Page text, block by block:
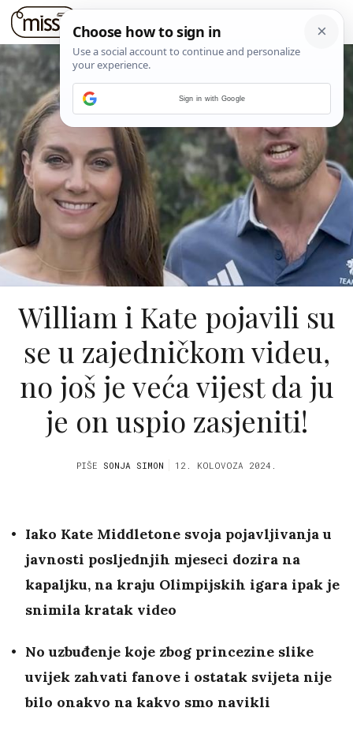
William i Kate pojavili su
se u zajedničkom videu,
no još je veća vijest da ju
je on uspio zasjeniti!
PIŠE SONJA SIMON 12. KOLOVOZA 2024.
Iako Kate Middletone svoja pojavljivanja u
javnosti posljednjih mjeseci dozira na
kapaljku, na kraju Olimpijskih igara ipak je
snimila kratak video
No uzbuđenje koje zbog princezine slike
uvijek zahvati fanove i ostatak svijeta nije
bilo onakvo na kakvo smo navikli
Sign in with Google